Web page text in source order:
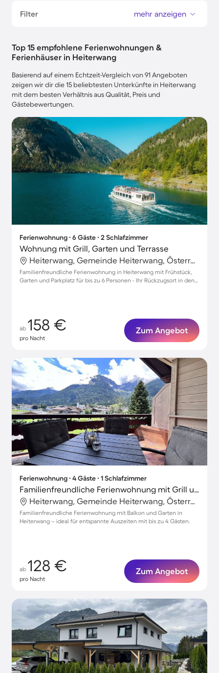
Filter mehr anzeigen
Top 15 empfohlene Ferienwohnungen &
Ferienhäuser in Heiterwang
Basierend auf einem Echtzeit-Vergleich von 91 Angeboten
zeigen wir dir die 15 beliebtesten Unterkünfte in Heiterwang
mit dem besten Verhältnis aus Qualität, Preis und
Gästebewertungen.
Ferienwohnung ∙ 6 Gäste ∙ 2 Schlafzimmer
Wohnung mit Grill, Garten und Terrasse
Heiterwang, Gemeinde Heiterwang, Österreich
Familienfreundliche Ferienwohnung in Heiterwang mit Frühstück,
Garten und Parkplatz für bis zu 6 Personen - Ihr Rückzugsort in den
ab 158 €
pro Nacht
Zum Angebot
Ferienwohnung ∙ 4 Gäste ∙ 1 Schlafzimmer
Familienfreundliche Ferienwohnung mit Grill und Garten | Gartenblick
Heiterwang, Gemeinde Heiterwang, Österreich
Familienfreundliche Ferienwohnung mit Balkon und Garten in
Heiterwang – ideal für entspannte Auszeiten mit bis zu 4 Gästen.
ab 128 €
pro Nacht
Zum Angebot